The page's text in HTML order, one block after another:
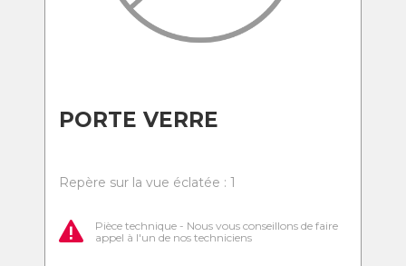
PORTE VERRE
Repère sur la vue éclatée : 1
Pièce technique - Nous vous conseillons de faire
appel à l'un de nos techniciens